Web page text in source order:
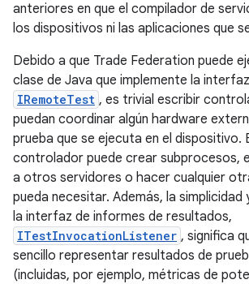
anteriores en que el compilador de
los dispositivos ni las aplicaciones que
Debido a que Trade Federation puede
clase de Java que implemente la
IRemoteTest , es trivial escribir
puedan coordinar algún hardware
prueba que se ejecuta en el dispositivo.
controlador puede crear subprocesos,
a otros servidores o hacer cualquier
pueda necesitar. Además, la simplicidad
la interfaz de informes de resultados,
ITestInvocationListener , significa
sencillo representar resultados de
(incluidas, por ejemplo, métricas de